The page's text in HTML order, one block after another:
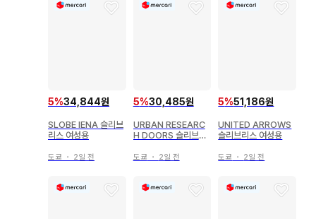
5%34,844원
SLOBE IENA 슬리브
리스 여성용
도쿄 ・ 2일 전
5%30,485원
URBAN RESEARC
H DOORS 슬리브리
도쿄 ・ 2일 전
5%51,186원
UNITED ARROWS
슬리브리스 여성용
도쿄 ・ 2일 전